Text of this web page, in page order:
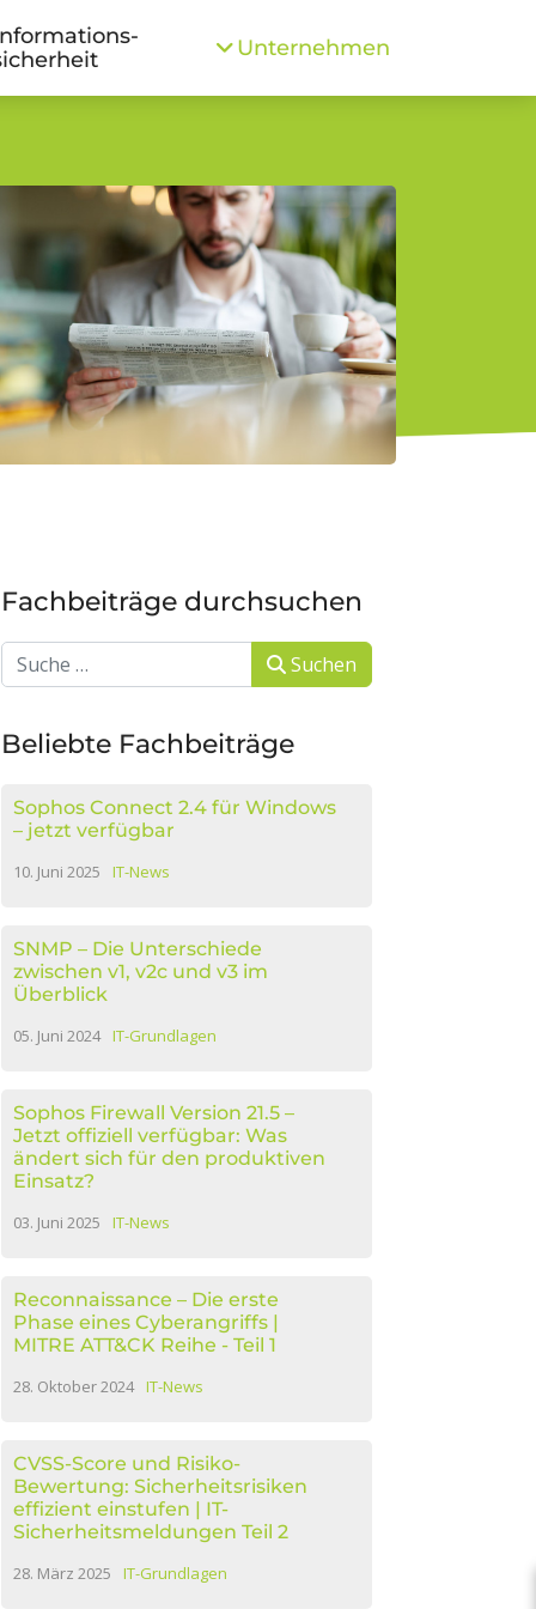
Unternehmen
Fachbeiträge durchsuchen
Suchen Suchen
Beliebte Fachbeiträge
Sophos Connect 2.4 für Windows
– jetzt verfügbar
10. Juni 2025 IT-News
SNMP – Die Unterschiede
zwischen v1, v2c und v3 im
Überblick
05. Juni 2024 IT-Grundlagen
Sophos Firewall Version 21.5 –
Jetzt offiziell verfügbar: Was
ändert sich für den produktiven
Einsatz?
03. Juni 2025 IT-News
Reconnaissance – Die erste
Phase eines Cyberangriffs |
MITRE ATT&CK Reihe - Teil 1
28. Oktober 2024 IT-News
CVSS-Score und Risiko-
Bewertung: Sicherheitsrisiken
effizient einstufen | IT-
Sicherheitsmeldungen Teil 2
28. März 2025 IT-Grundlagen